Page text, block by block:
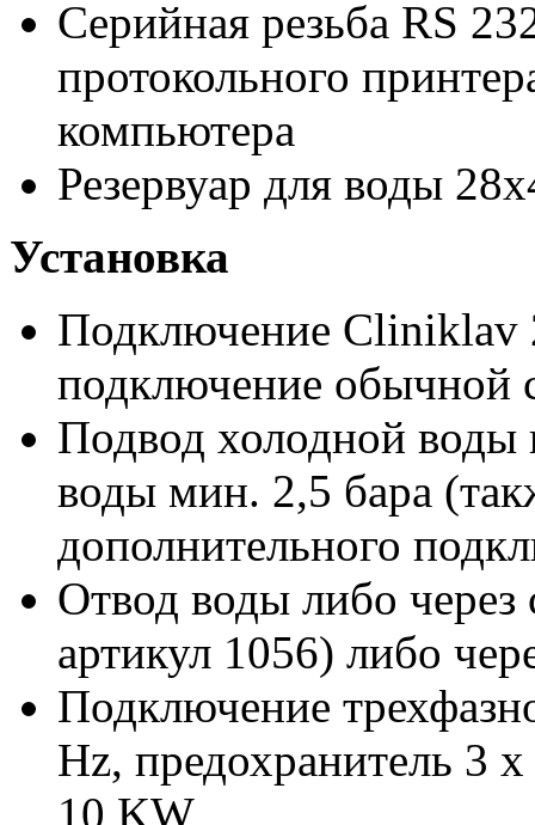
Серийная резьба RS
протокольного
компьютера
Резервуар для воды
Установка
Подключение Cliniklav
подключение обычной
Подвод холодной воды
воды мин. 2,5 бара
дополнительного
Отвод воды либо
артикул 1056) либо
Подключение
Hz, предохранитель 3
10 KW